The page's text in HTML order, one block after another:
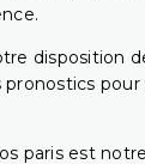
disposition
paris est